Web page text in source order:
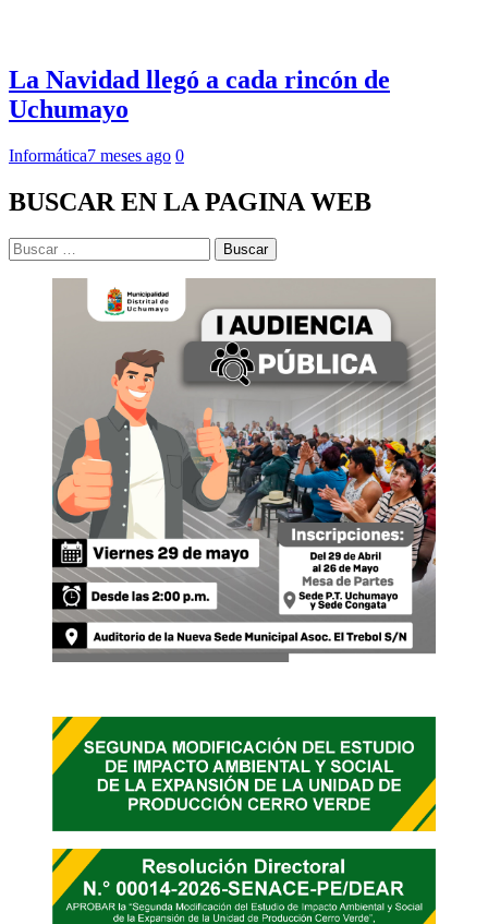
La Navidad llegó a cada rincón de
Uchumayo
Informática7 meses ago 0
BUSCAR EN LA PAGINA WEB
Buscar: